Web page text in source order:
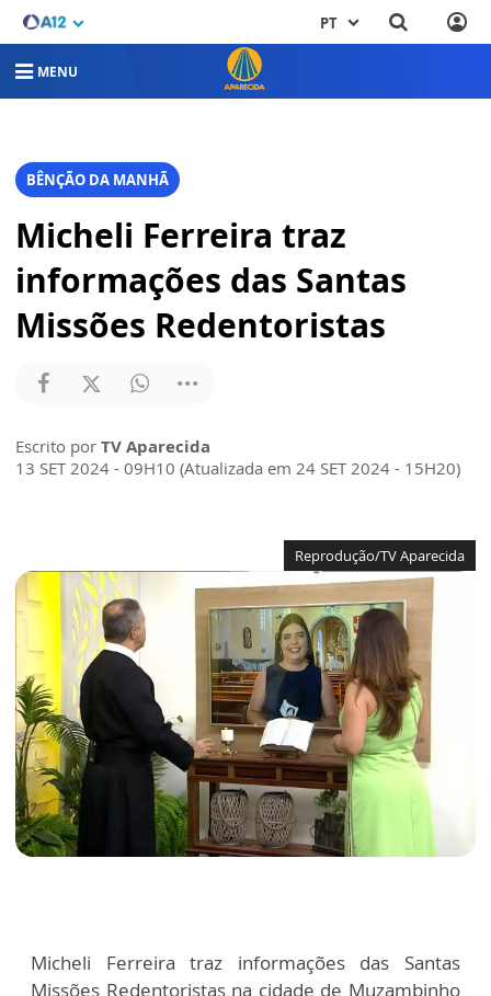
PT
MENU
BÊNÇÃO DA MANHÃ
Micheli Ferreira traz
informações das Santas
Missões Redentoristas
Escrito por TV Aparecida
13 SET 2024 - 09H10 (Atualizada em 24 SET 2024 - 15H20)
Reprodução/TV Aparecida
Micheli Ferreira traz informações das Santas
Missões Redentoristas na cidade de Muzambinho